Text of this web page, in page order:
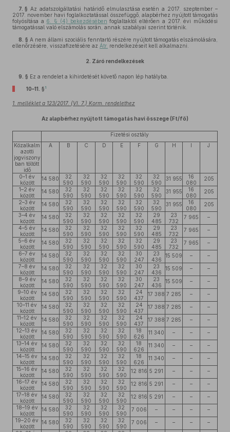
7. § Az adatszolgáltatási határidő elmulasztása esetén a 2017. szeptember –
2017. november havi foglalkoztatással összefüggő, alapbérhez nyújtott támogatás
folyósítása a 6. § (4) bekezdésében foglaltaktól eltérően a 2017. évi működési
támogatással való elszámolás során, annak szabályai szerint történik.
8. § A nem állami szociális fenntartó részére nyújtott támogatás elszámolására,
ellenőrzésére, visszafizetésére az Átr. rendelkezéseit kell alkalmazni.
2. Záró rendelkezések
9. § Ez a rendelet a kihirdetését követő napon lép hatályba.
10–11. § 1
1. melléklet a 123/2017. (VI. 7.) Korm. rendelethez
Az alapbérhez nyújtott támogatás havi összege (Ft/fő)
Fizetési osztály
Közalkalm
azotti
jogviszony
ban töltött
idő
A B C D E F G H I J
0–1 év
között
14 580
32
590
32
590
32
590
32
590
32
590
32
590
31 955
16
080
205
1–2 év
között
14 580
32
590
32
590
32
590
32
590
32
590
32
590
31 955
16
080
205
2–3 év
között
14 580
32
590
32
590
32
590
32
590
32
590
32
590
31 955
16
080
205
3–4 év
között
14 580
32
590
32
590
32
590
32
590
32
590
29
485
23
732
7 965
–
4–5 év
között
14 580
32
590
32
590
32
590
32
590
32
590
29
485
23
732
7 965
–
5–6 év
között
14 580
32
590
32
590
32
590
32
590
32
590
29
485
23
732
7 965
–
6–7 év
között
14 580
32
590
32
590
32
590
32
590
30
247
23
436
15 509 –
–
7–8 év
között
14 580
32
590
32
590
32
590
32
590
30
247
23
436
15 509 –
–
8–9 év
között
14 580
32
590
32
590
32
590
32
590
30
247
23
436
15 509 –
–
9–10 év
között
14 580
32
590
32
590
32
590
32
590
24
437
17 388 7 285 –
–
10–11 év
között
14 580
32
590
32
590
32
590
32
590
24
437
17 388 7 285 –
–
11–12 év
között
14 580
32
590
32
590
32
590
32
590
24
437
17 388 7 285 –
–
12–13 év
között
14 580
32
590
32
590
32
590
32
590
18
626
11 340 – –
–
13–14 év
között
14 580
32
590
32
590
32
590
32
590
18
626
11 340 – –
–
14–15 év
között
14 580
32
590
32
590
32
590
32
590
18
626
11 340 – –
–
15–16 év
között
14 580
32
590
32
590
32
590
32
590
12 816 5 291 – –
–
16–17 év
között
14 580
32
590
32
590
32
590
32
590
12 816 5 291 – –
–
17–18 év
között
14 580
32
590
32
590
32
590
32
590
12 816 5 291 – –
–
18–19 év
között
14 580
32
590
32
590
32
590
32
590
7 006 – – –
–
19–20 év
között
14 580
32
590
32
590
32
590
32
590
7 006 – – –
–